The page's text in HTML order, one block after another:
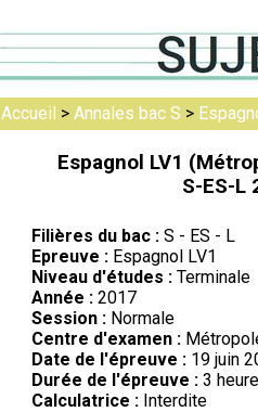
Accueil > Annales bac S >
Espagnol LV1
S-ES-L
Filières du bac : S - ES - L
Epreuve : Espagnol LV1
Niveau d'études : Terminale
Année : 2017
Session : Normale
Centre d'examen :
Date de l'épreuve : 19 juin
Durée de l'épreuve : 3
Calculatrice : Interdite